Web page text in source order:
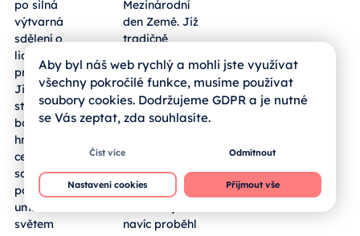
po silná
výtvarná
sdělení o
lidských
právech.
Jihočeští
středoškoláci
bodovali
hned ve dvou
celostátních
soutěžích a
potvrdili, že
umí nad
světem
Mezinárodní
den Země. Již
tradičně
vyrazili naši
žáci prvních
ročníků dne
13. 4. 2026 do
přírody, kde
odpadky. V
letošním roce
ale v rámci
celé školy
navíc proběhl
Aby byl náš web rychlý a mohli jste využívat
všechny pokročilé funkce, musíme používat
soubory cookies. Dodržujeme GDPR a je nutné
se Vás zeptat, zda souhlasíte.
Číst více Odmítnout
Nastavení cookies Přijmout vše